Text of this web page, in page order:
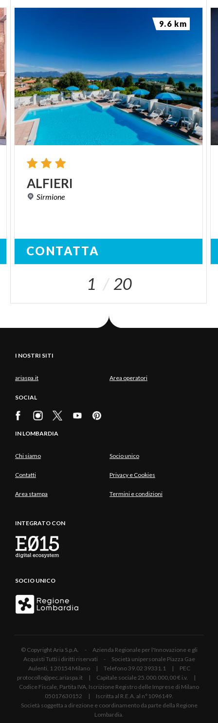
ALFIERI
Sirmione
CONTATTA
9.6 km
1 20
I NOSTRI SITI
ariaspa.it Area operatori
SOCIAL
IN LOMBARDIA
Chi siamo Socio unico
Contatti Privacy e Cookies
Area stampa Termini e condizioni
INTEGRATO CON
SOCIO UNICO
© Copyright Aria S.p.A. - Azienda Regionale per l'Innovazione e gli
Acquisti Tutti i diritti riservati - Società unipersonale Piazza Gae
Aulenti, 1 20154 Milano | Telefono 39.02 39331.1 | PEC
protocollo@pec.ariaspa.it | Capitale sociale 25.000.000,00 € i.v. |
Codice Fiscale, Partita IVA, Iscrizione Registro delle Imprese di Milano
05017630152 | Iscritta al R.E.A. al n°1096149.
Società soggetta a direzione e coordinamento da parte della Regione
Lombardia.